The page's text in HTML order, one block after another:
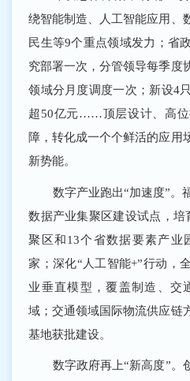
绕智能制造、人工智能应用、
民生等9个重点领域发力；省
究部署一次，分管领导每季度
领域分月度调度一次；新设4
超50亿元……顶层设计、高位
障，转化成一个个鲜活的应用
新势能。
数字产业跑出“加速度”。
数据产业集聚区建设试点，
聚区和13个省数据要素产业
家；深化“人工智能+”行动，
业垂直模型，覆盖制造、交
域；交通领域国际物流供应链
基地获批建设。
数字政府再上“新高度”。